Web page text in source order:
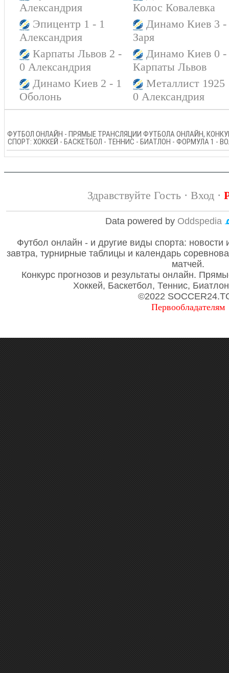
Александрия
Колос Ковалевка
Эпицентр 1 - 1
Александрия
Динамо Киев 3 -
Заря
Карпаты Львов 2 -
0 Александрия
Динамо Киев 0 -
Карпаты Львов
Динамо Киев 2 - 1
Оболонь
Металлист 1925
0 Александрия
ФУТБОЛ ОНЛАЙН - ПРЯМЫЕ ТРАНСЛЯЦИИ ФУТБОЛА ОНЛАЙН,
СПОРТ: ХОККЕЙ - БАСКЕТБОЛ - ТЕННИС - БИАТЛОН - ФОРМУЛА 1 -
Здравствуйте Гость · Вход·
Data powered by Oddspedia
Футбол онлайн - и другие виды спорта: новости
завтра, турнирные таблицы и календарь
матчей.
Конкурс прогнозов и результаты онлайн.
Хоккей, Баскетбол, Теннис,
©2022
Первообладателям